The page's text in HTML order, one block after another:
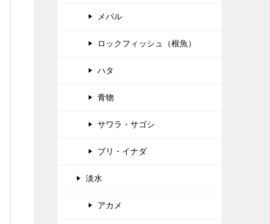
メバル
ロックフィッシュ（根魚）
ハタ
青物
サワラ・サゴシ
ブリ・イナダ
淡水
アカメ